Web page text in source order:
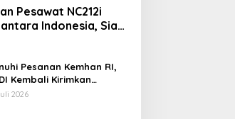
Pesawat NC212i
Indonesia, Siap
Operasi TNI
Pesanan Kemhan RI,
Kembali Kirimkan
NC212i ke Pangkalan
2026